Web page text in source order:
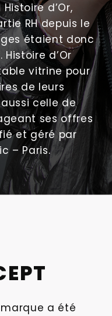
d’Or,
RH depuis le
étaient donc
d’Or
vitrine pour
de leurs
celle de
ses offres
et géré par
– Paris.
a été